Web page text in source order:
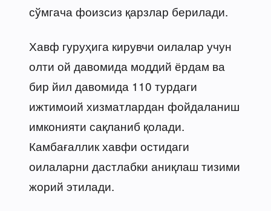
сўмгача фоизсиз қарзлар берилади.
Хавф гуруҳига кирувчи оилалар учун
олти ой давомида моддий ёрдам ва
бир йил давомида 110 турдаги
ижтимоий хизматлардан фойдаланиш
имконияти сақланиб қолади.
Камбағаллик хавфи остидаги
оилаларни дастлабки аниқлаш тизими
жорий этилади.